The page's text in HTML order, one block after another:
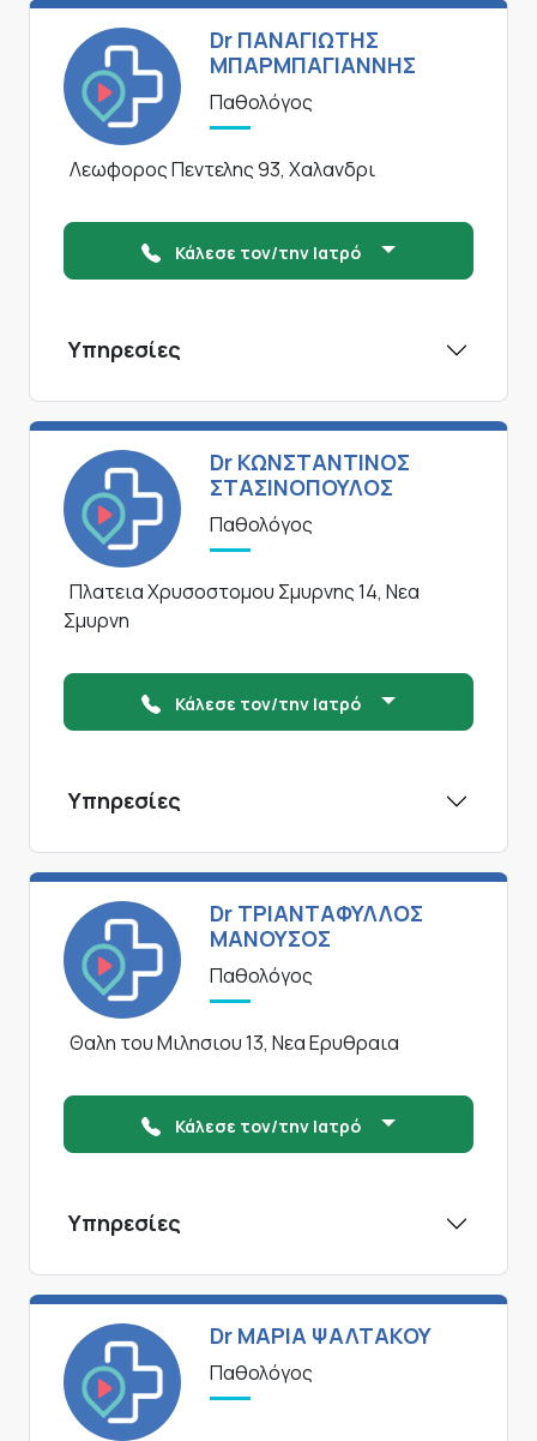
Dr ΠΑΝΑΓΙΩΤΗΣ
ΜΠΑΡΜΠΑΓΙΑΝΝΗΣ
Παθολόγος
Λεωφορος Πεντελης 93, Χαλανδρι
Κάλεσε τον/την Ιατρό
Υπηρεσίες
Dr ΚΩΝΣΤΑΝΤΙΝΟΣ
ΣΤΑΣΙΝΟΠΟΥΛΟΣ
Παθολόγος
Πλατεια Χρυσοστομου Σμυρνης 14, Νεα
Σμυρνη
Κάλεσε τον/την Ιατρό
Υπηρεσίες
Dr ΤΡΙΑΝΤΑΦΥΛΛΟΣ
ΜΑΝΟΥΣΟΣ
Παθολόγος
Θαλη του Μιλησιου 13, Νεα Ερυθραια
Κάλεσε τον/την Ιατρό
Υπηρεσίες
Dr ΜΑΡΙΑ ΨΑΛΤΑΚΟΥ
Παθολόγος